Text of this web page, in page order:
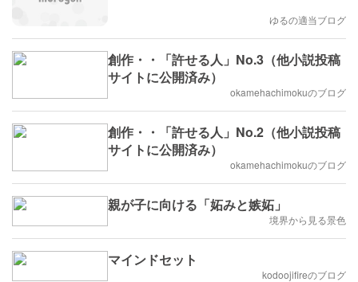
ゆるの適当ブログ
創作・・「許せる人」No.3（他小説投稿
サイトに公開済み）
okamehachimokuのブログ
創作・・「許せる人」No.2（他小説投稿
サイトに公開済み）
okamehachimokuのブログ
親が子に向ける「妬みと嫉妬」
境界から見る景色
マインドセット
kodoojifireのブログ